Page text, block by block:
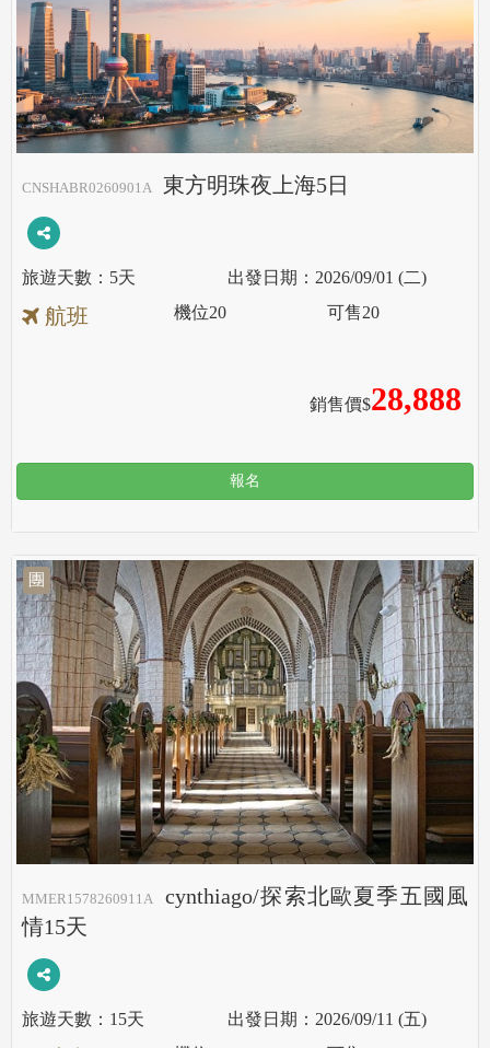
CNSHABR0260901A 東方明珠夜上海5日
5天 2026/09/01 (二)
航班
銷售價$28,888
機位20 可售20
報名
團
MMER1578260911A
cynthiago/探索北歐夏季五國風
情15天
15天 2026/09/11 (五)